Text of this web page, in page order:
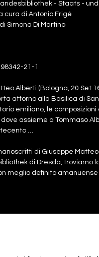
- Staats -
cura di Antonio Frigé
Simona Di Martino
21-1
Alberti (Bologna, 20 Set
attorno alla Basilica di
emiliano, le
assieme a Tommaso
…
di Giuseppe
di Dresda, troviamo
meglio definito